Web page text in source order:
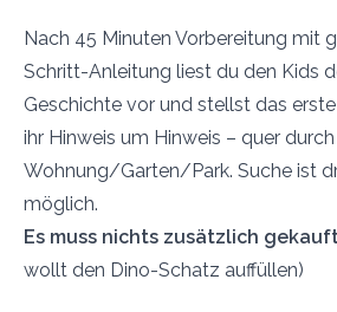
Nach 45 Minuten Vorbereitung mit
Schritt-Anleitung liest du den Kids
Geschichte vor und stellst das
ihr Hinweis um Hinweis – quer durch
Wohnung/Garten/Park. Suche ist
möglich.
Es muss nichts zusätzlich
wollt den Dino-Schatz auffüllen)